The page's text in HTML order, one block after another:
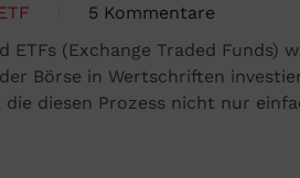
ETF 5 Kommentare
zu
Mit
Saxo
Bank
(Exchange Traded Funds)
Börse in Wertschriften
diesen Prozess nicht nur